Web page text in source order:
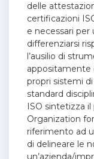
delle
certificazioni
e necessari per
differenziarsi
l’ausilio di
appositamente
propri sistemi
standard
ISO sintetizza
Organization
riferimento ad
di delineare le
un’azienda/